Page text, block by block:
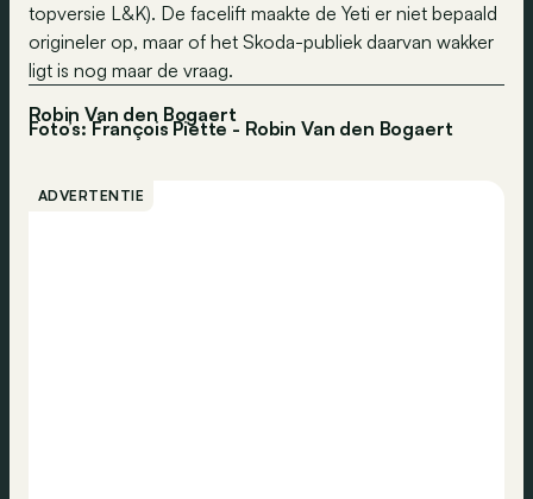
topversie L&K). De facelift maakte de Yeti er niet bepaald
origineler op, maar of het Skoda-publiek daarvan wakker
ligt is nog maar de vraag.
Robin Van den Bogaert
Foto’s: François Piette - Robin Van den Bogaert
ADVERTENTIE